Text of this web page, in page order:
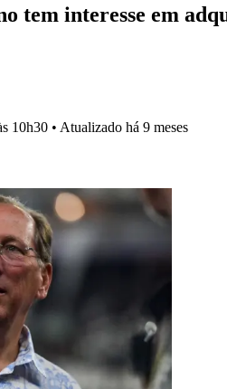
tem interesse em
10h30 • Atualizado há 9 meses